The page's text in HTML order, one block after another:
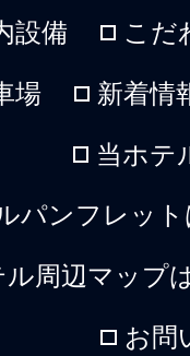
設備 こだ
場 新着情
当ホテ
パンフレット
ル周辺マップ
お問